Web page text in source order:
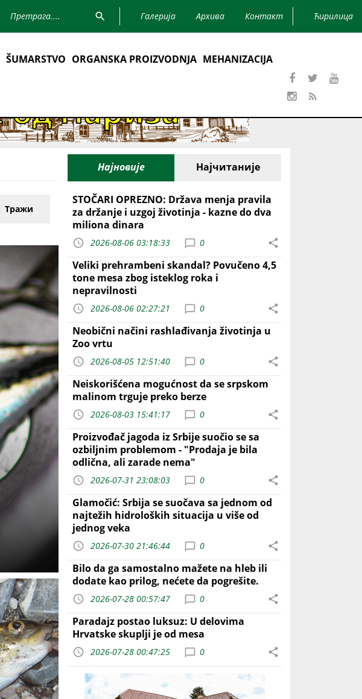
Галерија Архива Контакт Ћирилица
ŠUMARSTVO ORGANSKA PROIZVODNJA MEHANIZACIJA
Тражи
Најновије Најчитаније
STOČARI OPREZNO: Država menja pravila
za držanje i uzgoj životinja - kazne do dva
miliona dinara
2026-08-06 03:18:33 0
Veliki prehrambeni skandal? Povučeno 4,5
tone mesa zbog isteklog roka i
nepravilnosti
2026-08-06 02:27:21 0
Neobični načini rashlađivanja životinja u
Zoo vrtu
2026-08-05 12:51:40 0
Neiskorišćena mogućnost da se srpskom
malinom trguje preko berze
2026-08-03 15:41:17 0
Proizvođač jagoda iz Srbije suočio se sa
ozbiljnim problemom - "Prodaja je bila
odlična, ali zarade nema"
2026-07-31 23:08:03 0
Glamočić: Srbija se suočava sa jednom od
najtežih hidroloških situacija u više od
jednog veka
2026-07-30 21:46:44 0
Bilo da ga samostalno mažete na hleb ili
dodate kao prilog, nećete da pogrešite.
2026-07-28 00:57:47 0
Paradajz postao luksuz: U delovima
Hrvatske skuplji je od mesa
2026-07-28 00:47:25 0